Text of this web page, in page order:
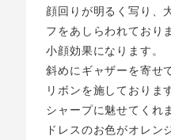
顔回りが明るく写り、
フをあしらわれており
小顔効果になります。
斜めにギャザーを寄せ
リボンを施しておりま
シャープに魅せてくれ
ドレスのお色がオレン